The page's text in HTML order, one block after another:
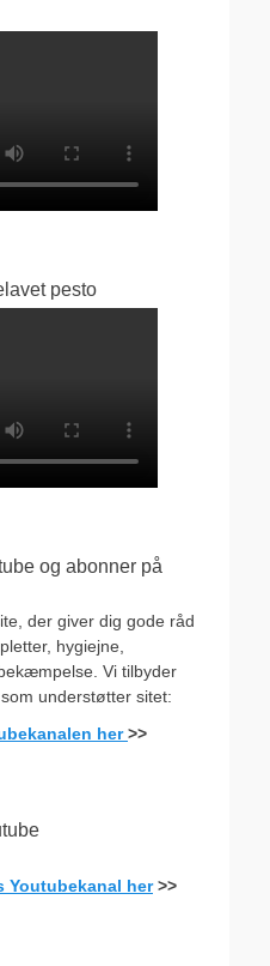
pesto
og abonner på
der giver dig gode råd
hygiejne,
Vi tilbyder
understøtter sitet:
her>>
Youtubekanal her>>